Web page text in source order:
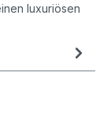
luxuriösen